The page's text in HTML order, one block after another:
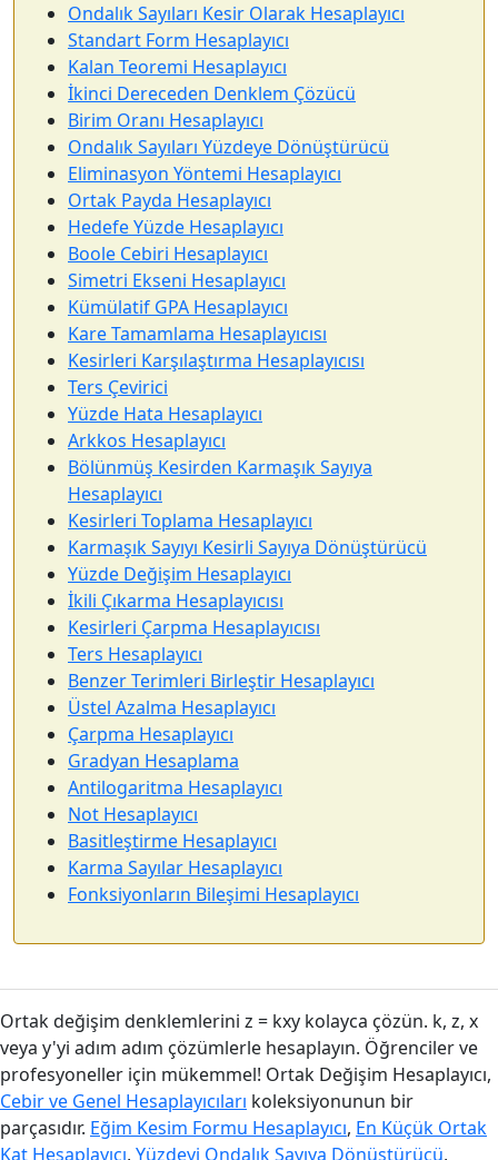
Ondalık Sayıları Kesir Olarak Hesaplayıcı
Standart Form Hesaplayıcı
Kalan Teoremi Hesaplayıcı
İkinci Dereceden Denklem Çözücü
Birim Oranı Hesaplayıcı
Ondalık Sayıları Yüzdeye Dönüştürücü
Eliminasyon Yöntemi Hesaplayıcı
Ortak Payda Hesaplayıcı
Hedefe Yüzde Hesaplayıcı
Boole Cebiri Hesaplayıcı
Simetri Ekseni Hesaplayıcı
Kümülatif GPA Hesaplayıcı
Kare Tamamlama Hesaplayıcısı
Kesirleri Karşılaştırma Hesaplayıcısı
Ters Çevirici
Yüzde Hata Hesaplayıcı
Arkkos Hesaplayıcı
Bölünmüş Kesirden Karmaşık Sayıya
Hesaplayıcı
Kesirleri Toplama Hesaplayıcı
Karmaşık Sayıyı Kesirli Sayıya Dönüştürücü
Yüzde Değişim Hesaplayıcı
İkili Çıkarma Hesaplayıcısı
Kesirleri Çarpma Hesaplayıcısı
Ters Hesaplayıcı
Benzer Terimleri Birleştir Hesaplayıcı
Üstel Azalma Hesaplayıcı
Çarpma Hesaplayıcı
Gradyan Hesaplama
Antilogaritma Hesaplayıcı
Not Hesaplayıcı
Basitleştirme Hesaplayıcı
Karma Sayılar Hesaplayıcı
Fonksiyonların Bileşimi Hesaplayıcı
Ortak değişim denklemlerini z = kxy kolayca çözün. k, z, x
veya y'yi adım adım çözümlerle hesaplayın. Öğrenciler ve
profesyoneller için mükemmel! Ortak Değişim Hesaplayıcı,
Cebir ve Genel Hesaplayıcıları koleksiyonunun bir
parçasıdır. Eğim Kesim Formu Hesaplayıcı, En Küçük Ortak
Kat Hesaplayıcı, Yüzdeyi Ondalık Sayıya Dönüştürücü,